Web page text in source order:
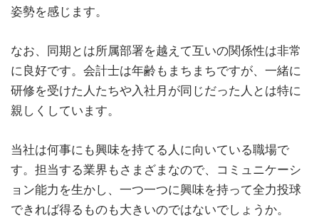
姿勢を感じます。
なお、同期とは所属部署を越えて互いの関係性は非常
に良好です。会計士は年齢もまちまちですが、一緒に
研修を受けた人たちや入社月が同じだった人とは特に
親しくしています。
当社は何事にも興味を持てる人に向いている職場で
す。担当する業界もさまざまなので、コミュニケーシ
ョン能力を生かし、一つ一つに興味を持って全力投球
できれば得るものも大きいのではないでしょうか。